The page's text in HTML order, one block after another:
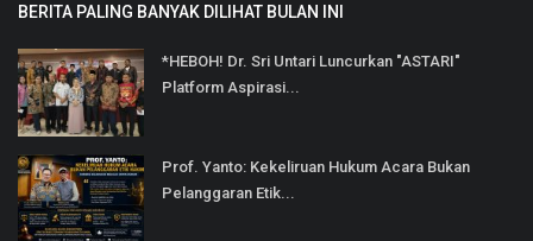
BERITA PALING BANYAK DILIHAT BULAN INI
*HEBOH! Dr. Sri Untari Luncurkan "ASTARI"
Platform Aspirasi...
Prof. Yanto: Kekeliruan Hukum Acara Bukan
Pelanggaran Etik...